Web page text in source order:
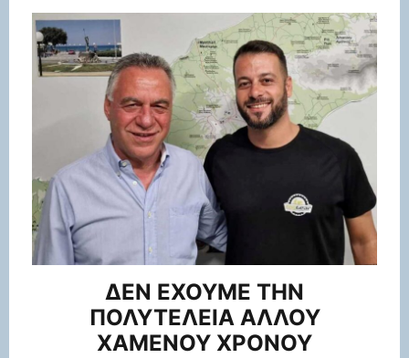
ΔΕΝ ΕΧΟΥΜΕ ΤΗΝ
ΠΟΛΥΤΕΛΕΙΑ ΑΛΛΟΥ
ΧΑΜΕΝΟΥ ΧΡΟΝΟΥ